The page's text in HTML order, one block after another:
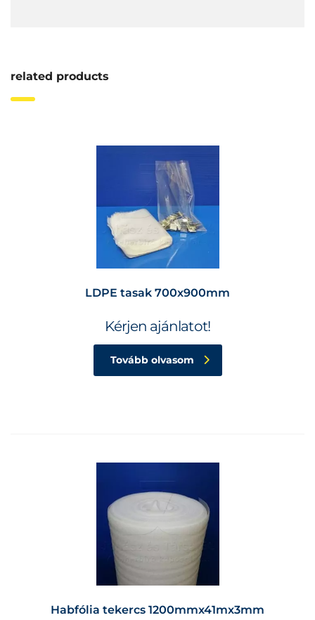
related products
LDPE tasak 700x900mm
Kérjen ajánlatot!
Tovább olvasom
Habfólia tekercs 1200mmx41mx3mm